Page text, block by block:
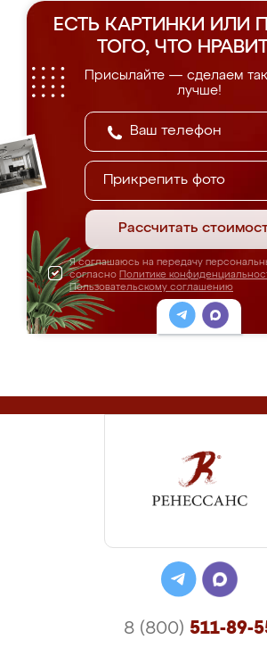
ЕСТЬ КАРТИНКИ ИЛИ
ТОГО, ЧТО
Присылайте — сделаем
лучше!
Прикрепить фото
Рассчитать
Я соглашаюсь на передачу
согласно Политике
Пользовательскому соглашению
8 (800) 511-89-